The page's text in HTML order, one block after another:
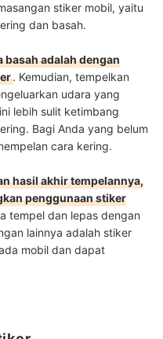
stiker mobil, yaitu
dan basah.
basah adalah dengan
. Kemudian, tempelkan
udara yang
lebih sulit ketimbang
Bagi Anda yang belum
cara kering.
hasil akhir tempelannya,
penggunaan stiker
tempel dan lepas dengan
lainnya adalah stiker
mobil dan dapat